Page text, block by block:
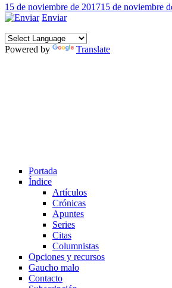
Publicado
el
15 de noviembre de 201715 de noviembre
Enviar
Powered by Translate
Portada
Índice
Artículos
Crónicas
Apuntes
Series
Citas
Columnistas
Opciones y recursos
Gaucho malo
Contacto